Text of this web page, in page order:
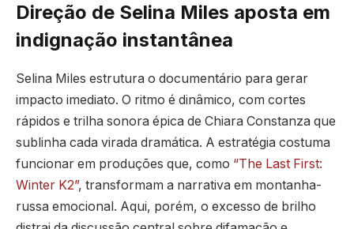
Direção de Selina Miles aposta em
indignação instantânea
Selina Miles estrutura o documentário para gerar
impacto imediato. O ritmo é dinâmico, com cortes
rápidos e trilha sonora épica de Chiara Constanza que
sublinha cada virada dramática. A estratégia costuma
funcionar em produções que, como “The Last First:
Winter K2”, transformam a narrativa em montanha-
russa emocional. Aqui, porém, o excesso de brilho